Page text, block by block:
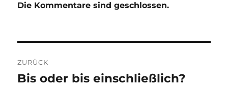
Die Kommentare sind geschlossen.
ZURÜCK
Vorheriger
Bis oder bis einschließlich?